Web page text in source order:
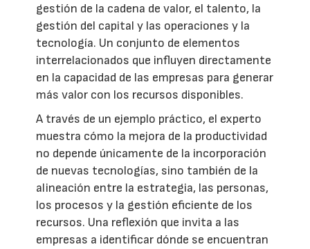
gestión de la cadena de valor, el talento, la
gestión del capital y las operaciones y la
tecnología. Un conjunto de elementos
interrelacionados que influyen directamente
en la capacidad de las empresas para generar
más valor con los recursos disponibles.
A través de un ejemplo práctico, el experto
muestra cómo la mejora de la productividad
no depende únicamente de la incorporación
de nuevas tecnologías, sino también de la
alineación entre la estrategia, las personas,
los procesos y la gestión eficiente de los
recursos. Una reflexión que invita a las
empresas a identificar dónde se encuentran